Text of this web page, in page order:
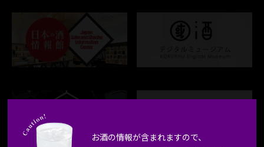
お酒の情報が含まれますので、